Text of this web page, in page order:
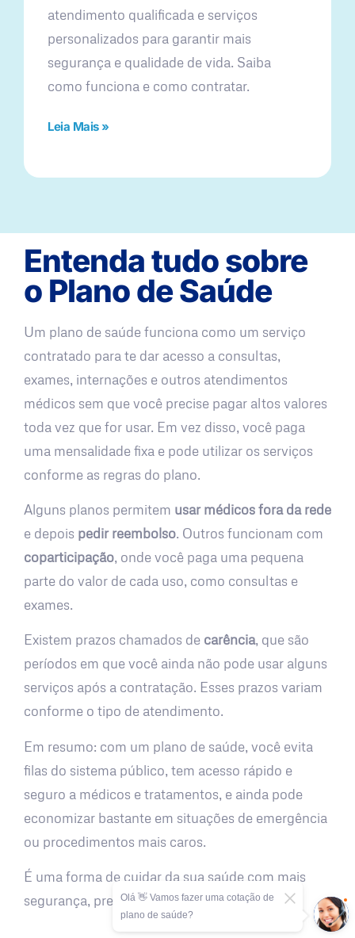
atendimento qualificada e serviços
personalizados para garantir mais
segurança e qualidade de vida. Saiba
como funciona e como contratar.
Leia Mais »
Entenda tudo sobre
o Plano de Saúde
Um plano de saúde funciona como um serviço
contratado para te dar acesso a consultas,
exames, internações e outros atendimentos
médicos sem que você precise pagar altos valores
toda vez que for usar. Em vez disso, você paga
uma mensalidade fixa e pode utilizar os serviços
conforme as regras do plano.
Alguns planos permitem usar médicos fora da rede
e depois pedir reembolso. Outros funcionam com
coparticipação, onde você paga uma pequena
parte do valor de cada uso, como consultas e
exames.
Existem prazos chamados de carência, que são
períodos em que você ainda não pode usar alguns
serviços após a contratação. Esses prazos variam
conforme o tipo de atendimento.
Em resumo: com um plano de saúde, você evita
filas do sistema público, tem acesso rápido e
seguro a médicos e tratamentos, e ainda pode
economizar bastante em situações de emergência
ou procedimentos mais caros.
É uma forma de cuidar da sua saúde com mais
segurança, previsibilidade e tranquilidade.
Olá 👋 Vamos fazer uma cotação de
plano de saúde?